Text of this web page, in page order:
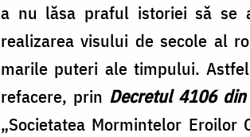
a nu lăsa praful istoriei să se
realizarea visului de secole al
marile puteri ale timpului.
refacere, prin Decretul 4106
„Societatea Mormintelor